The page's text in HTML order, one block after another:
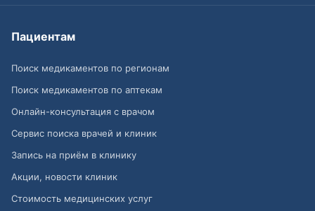
Пациентам
Поиск медикаментов по регионам
Поиск медикаментов по аптекам
Онлайн-консультация с врачом
Сервис поиска врачей и клиник
Запись на приём в клинику
Акции, новости клиник
Стоимость медицинских услуг